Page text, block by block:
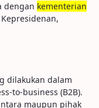
dengan kementerian
dilakukan dalam
to-business (B2B).
maupun pihak